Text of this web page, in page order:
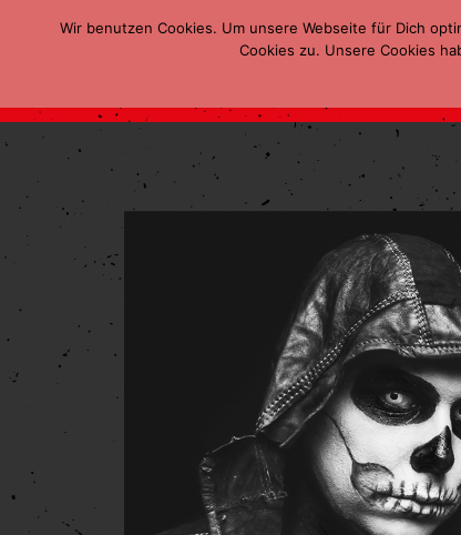
Wir benutzen Cookies. Um unsere Webseite für Dich
Cookies zu. Unsere Cookies